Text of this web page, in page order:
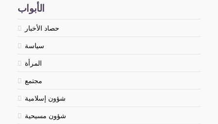
الأبواب
حصاد الأخبار
سياسة
المرأة
مجتمع
شؤون إسلامية
شؤون مسيحية